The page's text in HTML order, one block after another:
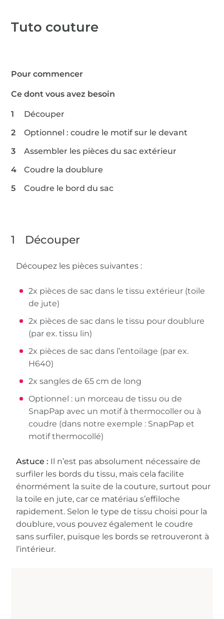
Tuto couture
Pour commencer
Ce dont vous avez besoin
Découper
Optionnel : coudre le motif sur le devant
Assembler les pièces du sac extérieur
Coudre la doublure
Coudre le bord du sac
1 Découper
Découpez les pièces suivantes :
2x pièces de sac dans le tissu extérieur (toile
de jute)
2x pièces de sac dans le tissu pour doublure
(par ex. tissu lin)
2x pièces de sac dans l’entoilage (par ex.
H640)
2x sangles de 65 cm de long
Optionnel : un morceau de tissu ou de
SnapPap avec un motif à thermocoller ou à
coudre (dans notre exemple : SnapPap et
motif thermocollé)
Astuce : Il n’est pas absolument nécessaire de
surfiler les bords du tissu, mais cela facilite
énormément la suite de la couture, surtout pour
la toile en jute, car ce matériau s’effiloche
rapidement. Selon le type de tissu choisi pour la
doublure, vous pouvez également le coudre
sans surfiler, puisque les bords se retrouveront à
l’intérieur.